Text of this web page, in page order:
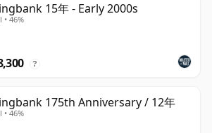
15年 - Early 2000s
• 46%
?
175th Anniversary / 12年
• 46%